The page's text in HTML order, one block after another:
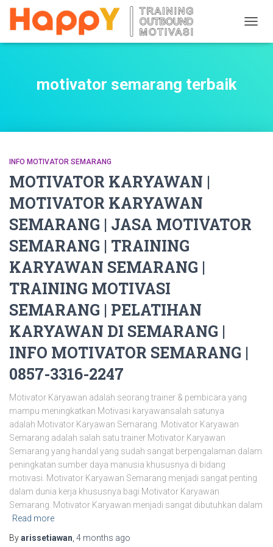
motivator semarang terbaik
INFO MOTIVATOR SEMARANG
MOTIVATOR KARYAWAN |
MOTIVATOR KARYAWAN
SEMARANG | JASA MOTIVATOR
SEMARANG | TRAINING
KARYAWAN SEMARANG |
TRAINING MOTIVASI
SEMARANG | PELATIHAN
KARYAWAN DI SEMARANG |
INFO MOTIVATOR SEMARANG |
0857-3316-2247
Motivator Karyawan adalah seorang trainer & pembicara yang
mampu meningkatkan Motivasi karyawansalah satunya
adalah Motivator Karyawan Semarang. Motivator Karyawan
Semarang adalah salah satu trainer Motivator Karyawan
Semarang yang handal yang sudah sangat berpengalaman dalam
peningkatan sumber daya manusia khususnya di bidang
motivasi. Motivator Karyawan Semarang menjadi sangat penting
dalam dunia kerja khususnya bagi Motivator Karyawan
Semarang. Motivator Karyawan menjadi sangat dibutuhkan dalam
Read more
Byarissetiawan 4 months ago